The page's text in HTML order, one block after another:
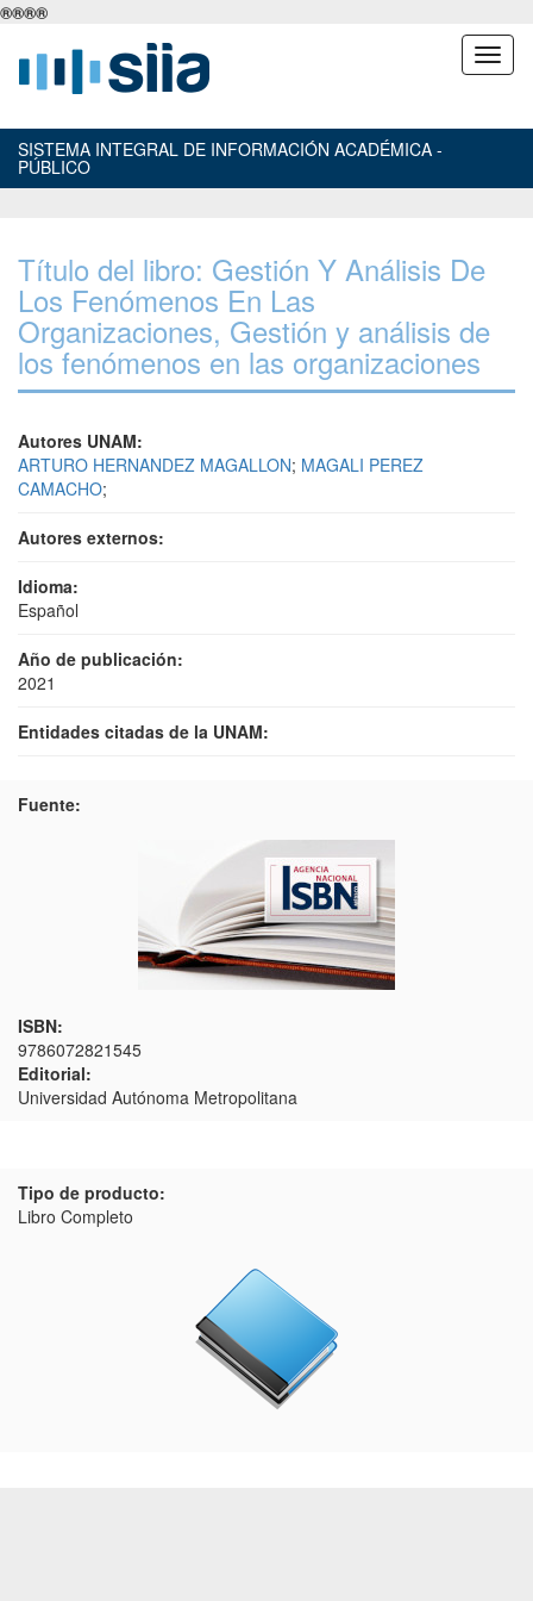
®®®®
SISTEMA INTEGRAL DE INFORMACIÓN ACADÉMICA -
PÚBLICO
Título del libro: Gestión Y Análisis De
Los Fenómenos En Las
Organizaciones, Gestión y análisis de
los fenómenos en las organizaciones
Autores UNAM:
ARTURO HERNANDEZ MAGALLON; MAGALI PEREZ
CAMACHO;
Autores externos:
Idioma:
Español
Año de publicación:
2021
Entidades citadas de la UNAM:
Fuente:
ISBN:
9786072821545
Editorial:
Universidad Autónoma Metropolitana
Tipo de producto:
Libro Completo